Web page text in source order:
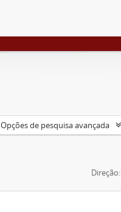
Opções de pesquisa avançada
Direção: